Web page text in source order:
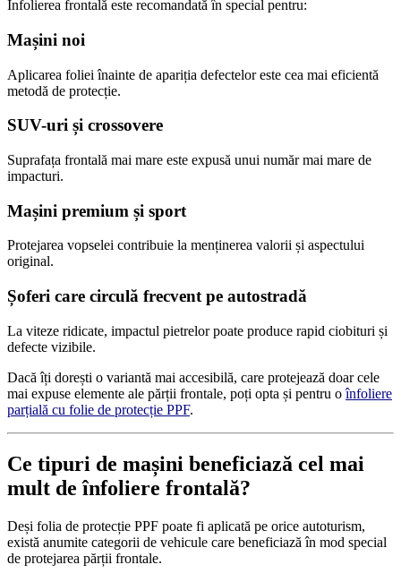
Înfolierea frontală este recomandată în special pentru:
Mașini noi
Aplicarea foliei înainte de apariția defectelor este cea mai eficientă
metodă de protecție.
SUV-uri și crossovere
Suprafața frontală mai mare este expusă unui număr mai mare de
impacturi.
Mașini premium și sport
Protejarea vopselei contribuie la menținerea valorii și aspectului
original.
Șoferi care circulă frecvent pe autostradă
La viteze ridicate, impactul pietrelor poate produce rapid ciobituri și
defecte vizibile.
Dacă îți dorești o variantă mai accesibilă, care protejează doar cele
mai expuse elemente ale părții frontale, poți opta și pentru oînfoliere
parțială cu folie de protecție PPF.
Ce tipuri de mașini beneficiază cel mai
mult de înfoliere frontală?
Deși folia de protecție PPF poate fi aplicată pe orice autoturism,
există anumite categorii de vehicule care beneficiază în mod special
de protejarea părții frontale.